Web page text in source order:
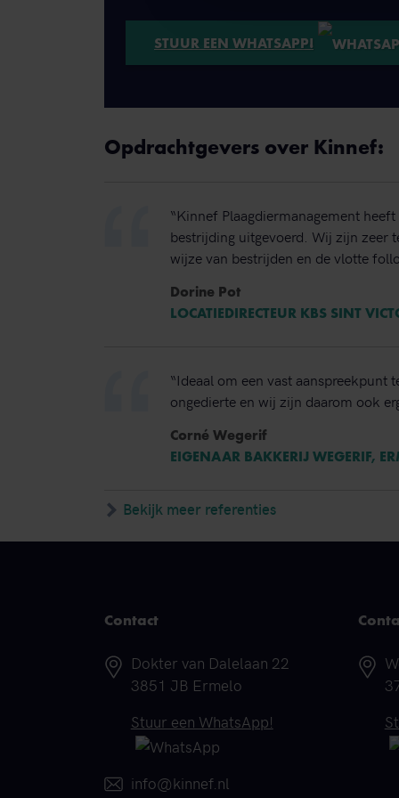
STUUR EEN WHATSAPP!
Opdrachtgevers over Kinnef:
“Kinnef Plaagdiermanagement
bestrijding uitgevoerd. Wij zijn zeer
wijze van bestrijden en de vlotte
Dorine Pot
LOCATIEDIRECTEUR KBS SINT
“Ideaal om een vast aanspreekpunt
ongedierte en wij zijn daarom ook
Corné Wegerif
EIGENAAR BAKKERIJ WEGERIF,
Bekijk meer referenties
Contact
Adres
Dokter van Dalelaan 22
3851 JB Ermelo
Telefoonnummer
Stuur een WhatsApp!
E-mail
info@kinnef.nl